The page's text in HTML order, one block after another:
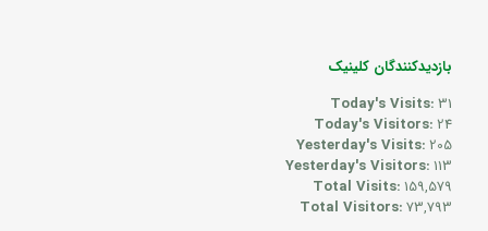
بازدیدکنندگان کلینیک
Today's Visits:31
Today's Visitors:24
Yesterday's Visits:205
Yesterday's Visitors:113
Total Visits:159,579
Total Visitors:73,793